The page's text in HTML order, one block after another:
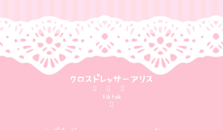
クロスドレッサーアリス
tiktok